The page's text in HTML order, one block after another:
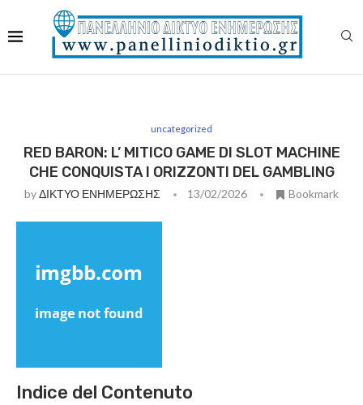
uncategorized
RED BARON: L’ MITICO GAME DI SLOT MACHINE
CHE CONQUISTA I ORIZZONTI DEL GAMBLING
byΔΙΚΤΥΟ ΕΝΗΜΕΡΩΣΗΣ 13/02/2026 Bookmark
Indice del Contenuto